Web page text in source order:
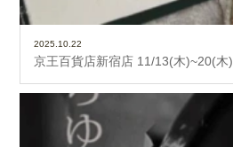
2025.10.22
京王百貨店新宿店 11/13(木)~20(木)